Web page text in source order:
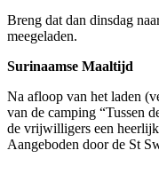
Breng dat dan dinsdag
meegeladen.
Surinaamse Maaltijd
Na afloop van het laden
van de camping “Tussen
de vrijwilligers een
Aangeboden door de St